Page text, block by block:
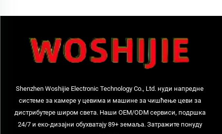
Shenzhen Woshijie Electronic Technology Co., Ltd. нуди напредне
системе за камере у цевима и машине за чишћење цеви за
дистрибутере широм света. Наши OEM/ODM сервиси, подршка
24/7 и еко-дизајни обухватају 89+ земаља. Затражите понуду